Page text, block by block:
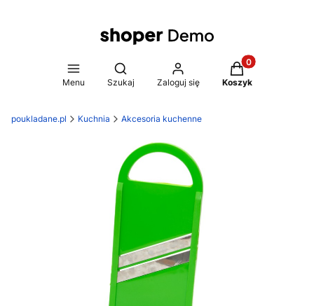
Menu
Otwórz wyszukiwarkę
Szukaj Zaloguj się
Produkty w
Koszyk
poukladane.pl Kuchnia Akcesoria kuchenne